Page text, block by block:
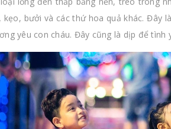
kẹo, bưởi và các thứ hoa quả khác. Đây
yêu con cháu. Đây cũng là dịp để tình